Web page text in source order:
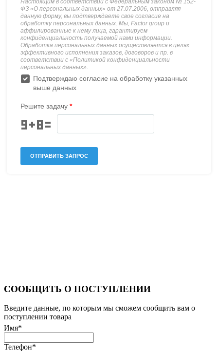
СООБЩИТЬ О ПОСТУПЛЕНИИ
Введите данные, по которым мы сможем сообщить вам о
поступлении товара
Имя*
Телефон*